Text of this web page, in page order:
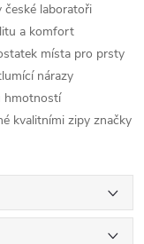
laboratoři
a komfort
místa pro prsty
nárazy
hmotností
kvalitními zipy značky